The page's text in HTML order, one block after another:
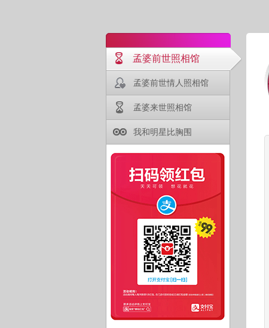
孟婆前世照相馆
孟婆前世情人照相馆
孟婆来世照相馆
我和明星比胸围